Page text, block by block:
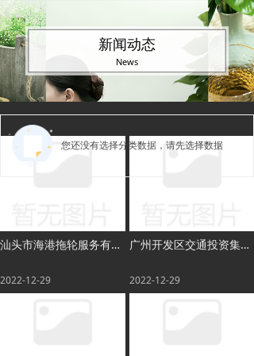
您还没有选择分类数据，请先选择数据
汕头市海港拖轮服务有限公司
2022-12-29
广州开发区交通投资集团有限公司
2022-12-29
新闻动态
News